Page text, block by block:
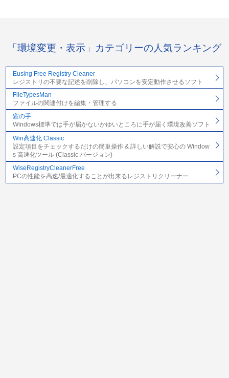
「環境変更・表示」カテゴリーの人気ランキング
Eusing Free Registry Cleaner
レジストリの不要な記述を削除し、パソコンを安定動作させるソフト
FileTypesMan
ファイルの関連付けを編集・管理する
窓の手
Windows標準では手が届かないかゆいところに手が届く環境改善ソフト
Win高速化 Classic
設定項目をチェックするだけの簡単操作 & 詳しい解説で安心の Window
s 高速化ツール (Classic バージョン)
WiseRegistryCleanerFree
PCの性能を高速/最適化することが出来るレジストリクリーナー